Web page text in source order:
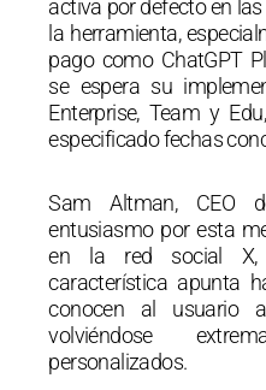
activa por defecto en
la herramienta,
pago como ChatGPT
se espera su
Enterprise, Team y
especificado fechas
Sam Altman, CEO
entusiasmo por esta
en la red social X,
característica apunta
conocen al usuario
volviéndose
personalizados.